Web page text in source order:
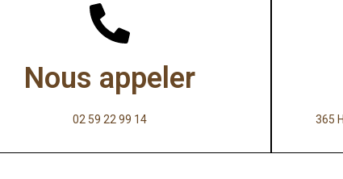
Nous appeler
02 59 22 99 14 365